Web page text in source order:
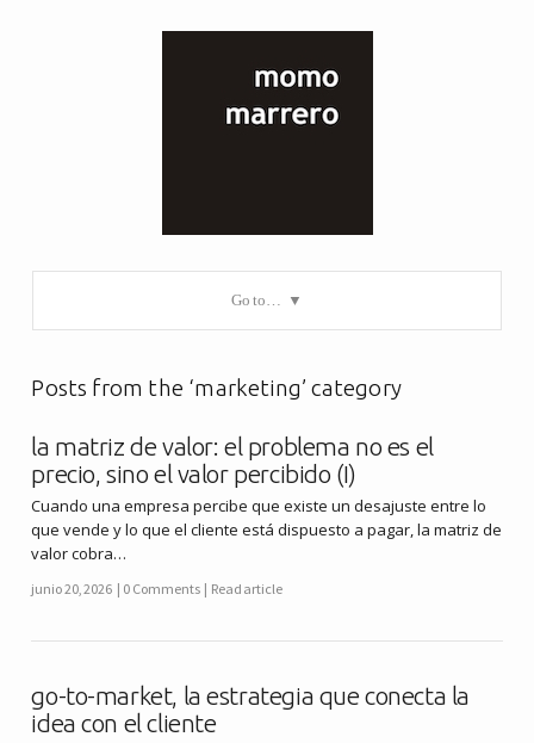
Go to…
Posts from the ‘marketing’ category
la matriz de valor: el problema no es el
precio, sino el valor percibido (I)
Cuando una empresa percibe que existe un desajuste entre lo
que vende y lo que el cliente está dispuesto a pagar, la matriz de
valor cobra…
junio 20, 2026 0 Comments Read article
go-to-market, la estrategia que conecta la
idea con el cliente